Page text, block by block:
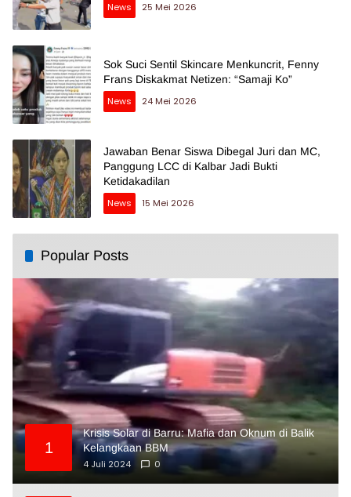
News
25 Mei 2026
Sok Suci Sentil Skincare Menkuncrit, Fenny
Frans Diskakmat Netizen: “Samaji Ko”
News
24 Mei 2026
Jawaban Benar Siswa Dibegal Juri dan MC,
Panggung LCC di Kalbar Jadi Bukti
Ketidakadilan
News
15 Mei 2026
Popular Posts
1
Krisis Solar di Barru: Mafia dan Oknum di Balik
Kelangkaan BBM
4 Juli 2024
0